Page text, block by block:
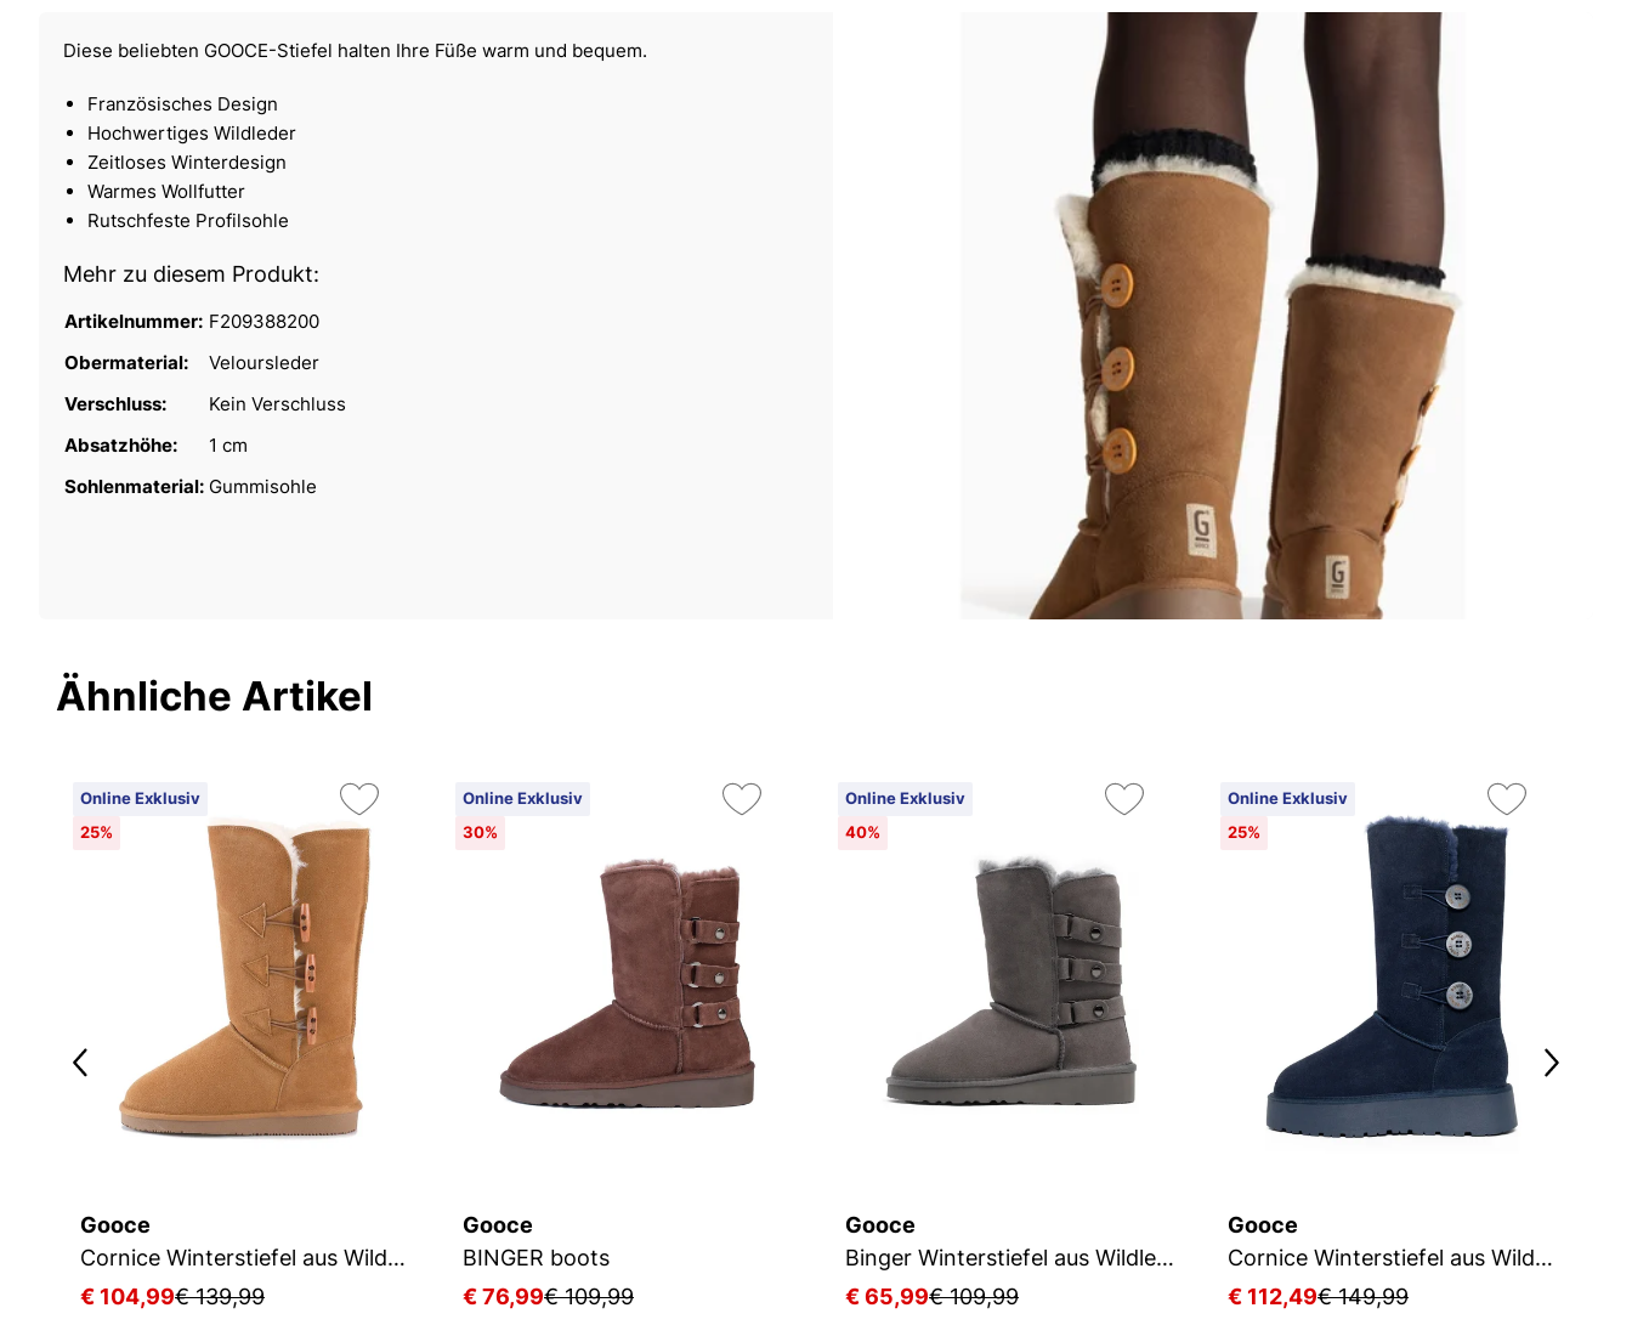
Diese beliebten GOOCE-Stiefel halten Ihre Füße warm und bequem.
Französisches Design
Hochwertiges Wildleder
Zeitloses Winterdesign
Warmes Wollfutter
Rutschfeste Profilsohle
Mehr zu diesem Produkt:
Artikelnummer: F209388200
Obermaterial:
Veloursleder
Verschluss:
Kein Verschluss
Absatzhöhe:
1 cm
Sohlenmaterial: Gummisohle
Ähnliche Artikel
Online Exklusiv
25%
Gooce
Cornice Winterstiefel aus Wildleder
€ 104,99€ 139,99
Online Exklusiv
30%
Gooce
BINGER boots
€ 76,99€ 109,99
Online Exklusiv
40%
Gooce
Binger Winterstiefel aus Wildleder
€ 65,99€ 109,99
Online Exklusiv
25%
Gooce
Cornice Winterstiefel aus Wildleder
€ 112,49€ 149,99